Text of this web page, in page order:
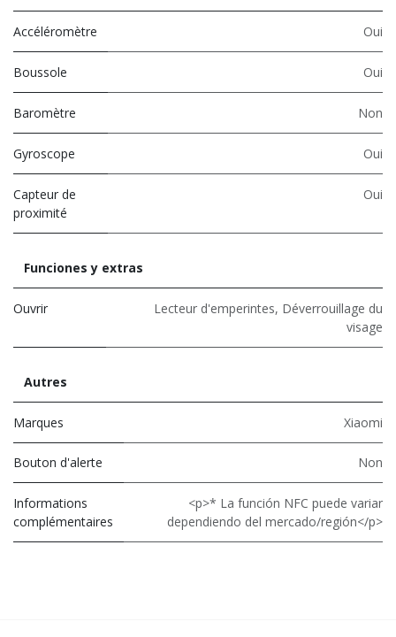
Accéléromètre Oui
Boussole Oui
Baromètre Non
Gyroscope Oui
Capteur de
proximité
Oui
Funciones y extras
Ouvrir Lecteur d'emperintes, Déverrouillage du
visage
Autres
Marques Xiaomi
Bouton d'alerte Non
Informations
complémentaires
<p>* La función NFC puede variar
dependiendo del mercado/región</p>